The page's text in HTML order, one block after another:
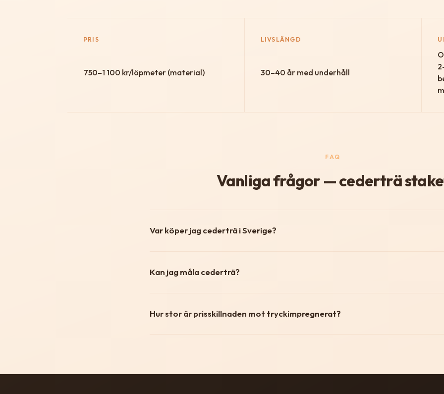
PRIS
750–1 100 kr/löpmeter (material)
LIVSLÄNGD
30–40 år med underhåll
FAQ
Vanliga frågor — cederträ
Var köper jag cederträ i Sverige?
Kan jag måla cederträ?
Hur stor är prisskillnaden mot tryckimpregnerat?